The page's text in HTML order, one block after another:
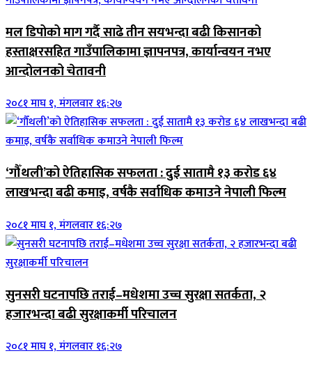
मल डिपोको माग गर्दै साढे तीन सयभन्दा बढी किसानको
हस्ताक्षरसहित गाउँपालिकामा ज्ञापनपत्र, कार्यान्वयन नभए
आन्दोलनको चेतावनी
२०८१ माघ १, मंगलवार १६:२७
‘गौँथली’को ऐतिहासिक सफलता : दुई सातामै १३ करोड ६४
लाखभन्दा बढी कमाइ, वर्षकै सर्वाधिक कमाउने नेपाली फिल्म
२०८१ माघ १, मंगलवार १६:२७
सुनसरी घटनापछि तराई–मधेशमा उच्च सुरक्षा सतर्कता, २
हजारभन्दा बढी सुरक्षाकर्मी परिचालन
२०८१ माघ १, मंगलवार १६:२७